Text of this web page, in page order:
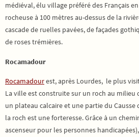
médiéval, élu village préféré des Français
rocheuse à 100 mètres au-dessus de la
cascade de ruelles pavées, de façades
de roses trémières.
Rocamadour
Rocamadourest, après Lourdes, le plus
La ville est construite sur un roch au milieu
un plateau calcaire et une partie du Causse
la roch est une forteresse. Grâce à un
ascenseur pour les personnes